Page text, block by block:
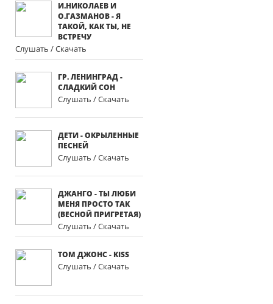
И.НИКОЛАЕВ И
О.ГАЗМАНОВ - Я
ТАКОЙ, КАК ТЫ, НЕ
ВСТРЕЧУ
Слушать / Скачать
ГР. ЛЕНИНГРАД -
СЛАДКИЙ СОН
Слушать / Скачать
ДЕТИ - ОКРЫЛЕННЫЕ
ПЕСНЕЙ
Слушать / Скачать
ДЖАНГО - ТЫ ЛЮБИ
МЕНЯ ПРОСТО ТАК
(ВЕСНОЙ ПРИГРЕТАЯ)
Слушать / Скачать
ТОМ ДЖОНС - KISS
Слушать / Скачать